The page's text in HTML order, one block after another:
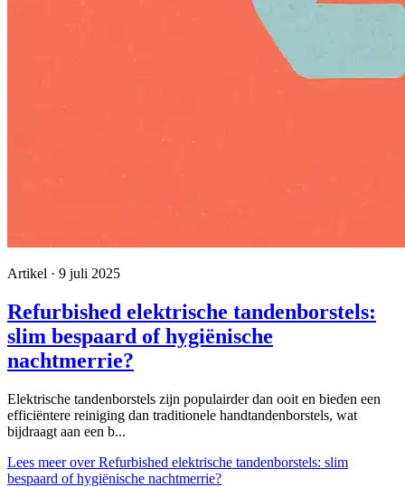
Artikel · 9 juli 2025
Refurbished elektrische tandenborstels:
slim bespaard of hygiënische
nachtmerrie?
Elektrische tandenborstels zijn populairder dan ooit en bieden een
efficiëntere reiniging dan traditionele handtandenborstels, wat
bijdraagt aan een b...
Lees meerover Refurbished elektrische tandenborstels: slim
bespaard of hygiënische nachtmerrie?